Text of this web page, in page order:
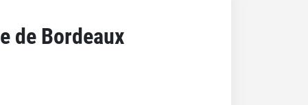
de Bordeaux